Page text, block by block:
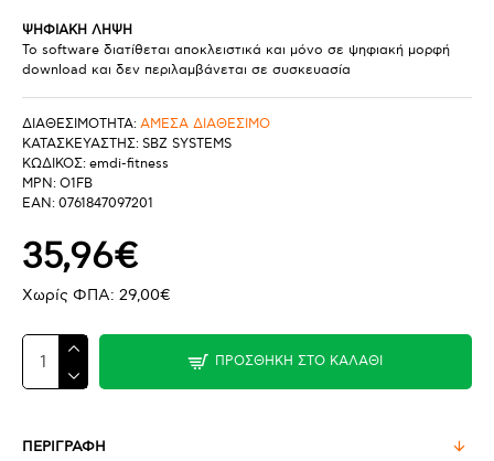
ΨΗΦΙΑΚΗ ΛΗΨΗ
Το software διατίθεται αποκλειστικά και μόνο σε ψηφιακή μορφή
download και δεν περιλαμβάνεται σε συσκευασία
ΔΙΑΘΕΣΙΜΟΤΗΤΑ: ΑΜΕΣΑ ΔΙΑΘΕΣΙΜΟ
ΚΑΤΑΣΚΕΥΑΣΤΗΣ: SBZ SYSTEMS
ΚΩΔΙΚΟΣ: emdi-fitness
MPN: O1FB
EAN: 0761847097201
35,96€
Χωρίς ΦΠΑ: 29,00€
ΠΡΟΣΘΉΚΗ ΣΤΟ ΚΑΛΆΘΙ
ΠΕΡΙΓΡΑΦΗ